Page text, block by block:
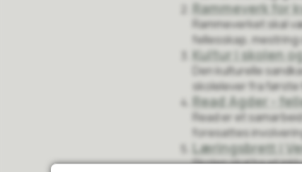
Rammeverk for
Rammeverket skal
fellesskap, mestring
Kultur i skolen
Den kulturelle
skolelever fra første
Read Agder -
Read er et
foresattes
Læringsbrett i
Skolen skal ha et